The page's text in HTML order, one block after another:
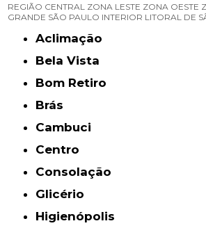
REGIÃO CENTRAL ZONA LESTE ZONA OESTE
GRANDE SÃO PAULO INTERIOR LITORAL DE
Aclimação
Bela Vista
Bom Retiro
Brás
Cambuci
Centro
Consolação
Glicério
Higienópolis